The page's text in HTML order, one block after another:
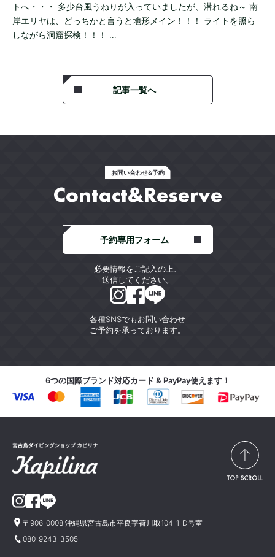
トへ・・・ 多少台風うねりが入っていましたが、潜れるね～ 南
岸エリヤは、どっちかと言うと地形メイン！！！ ライトを照ら
しながら洞窟探検！！！ …
記事一覧へ
お問い合わせ&予約
Contact&Reserve
各種SNSでもお問い合わせ
ご予約を承っております。
予約専用フォーム
必要情報をご記入の上、
送信してください。
6つの国際ブランド対応カード & PayPay使えます！
〒906-0008 沖縄県宮古島市平良字荷川取104-1-D号室
080-9243-3505